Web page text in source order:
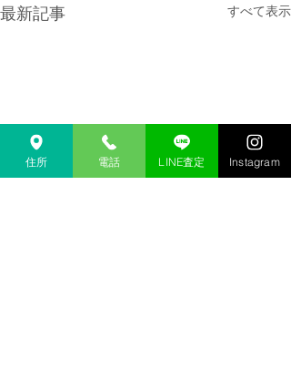
最新記事 すべて表示
住所 電話 LINE査定 Instagram